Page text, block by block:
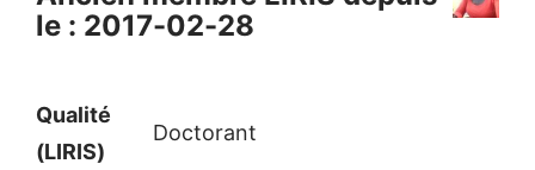
le : 2017-02-28
Qualité
(LIRIS)
Doctorant